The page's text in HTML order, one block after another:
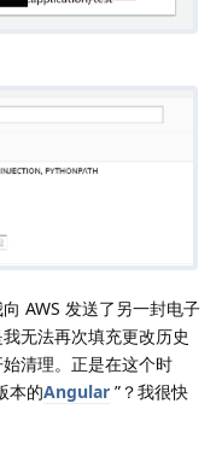
AWS 发送了另一封电子
无法再次填充更改历史
清理。正是在这个时
本的Angular ”？我很快